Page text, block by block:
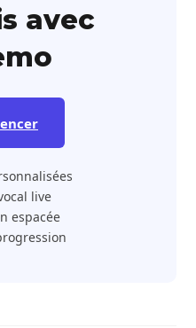
avec
live
espacée